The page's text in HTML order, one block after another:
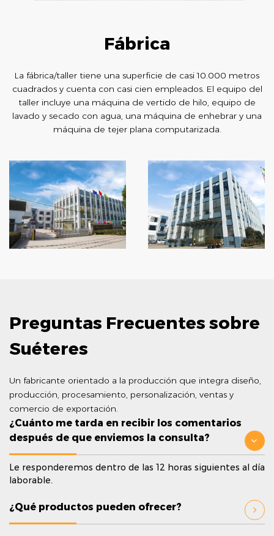
Fábrica
La fábrica/taller tiene una superficie de casi 10.000 metros
cuadrados y cuenta con casi cien empleados. El equipo del
taller incluye una máquina de vertido de hilo, equipo de
lavado y secado con agua, una máquina de enhebrar y una
máquina de tejer plana computarizada.
Preguntas Frecuentes sobre
Suéteres
Un fabricante orientado a la producción que integra diseño,
producción, procesamiento, personalización, ventas y
comercio de exportación.
¿Cuánto me tarda en recibir los comentarios
después de que enviemos la consulta?
Le responderemos dentro de las 12 horas siguientes al día
laborable.
¿Qué productos pueden ofrecer?